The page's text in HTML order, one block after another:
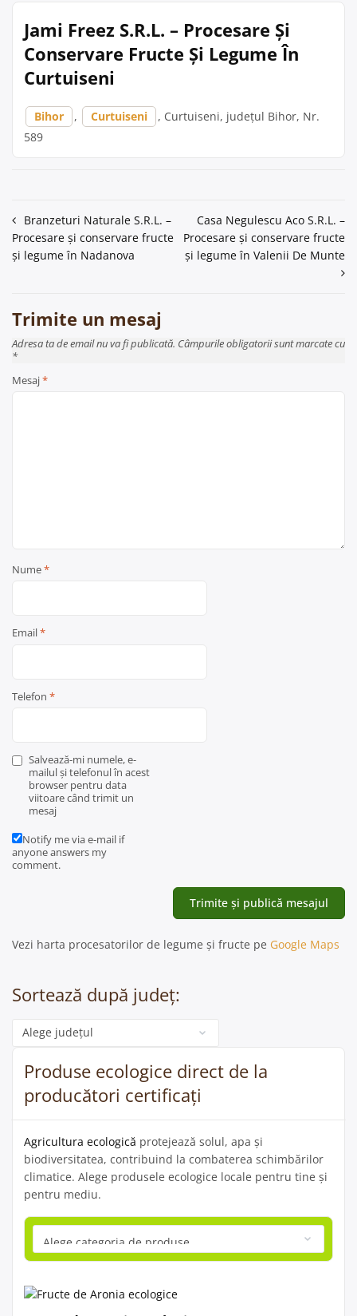
Jami Freez S.R.L. – Procesare Și
Conservare Fructe Și Legume În
Curtuiseni
Bihor , Curtuiseni
, Curtuiseni, județul Bihor, Nr.
589
Navigare
în
Branzeturi Naturale S.R.L. –
Procesare și conservare fructe
și legume în Nadanova
Casa Negulescu Aco S.R.L. –
Procesare și conservare fructe
și legume în Valenii De Munte
Trimite un mesaj
Adresa ta de email nu va fi publicată. Câmpurile obligatorii sunt marcate cu
*
Mesaj*
Nume*
Email*
Telefon *
Salvează-mi numele, e-
mailul și telefonul în acest
browser pentru data
viitoare când trimit un
mesaj
Notify me via e-mail if
anyone answers my
comment.
Vezi harta procesatorilor de legume și fructe pe Google Maps
Sortează după județ:
Categorie
Produse ecologice direct de la
producători certificați
Agricultura ecologică protejează solul, apa și
biodiversitatea, contribuind la combaterea schimbărilor
climatice. Alege produsele ecologice locale pentru tine și
pentru mediu.